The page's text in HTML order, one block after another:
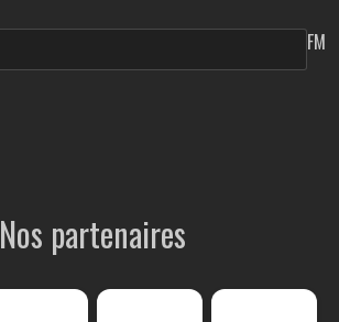
FM
Nos partenaires